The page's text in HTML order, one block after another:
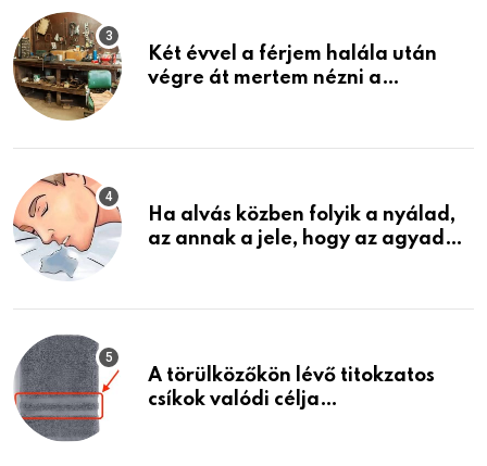
Két évvel a férjem halála után
végre át mertem nézni a
életemet
Ha alvás közben folyik a nyálad,
az annak a jele, hogy az agyad…
A törülközőkön lévő titokzatos
csíkok valódi célja…